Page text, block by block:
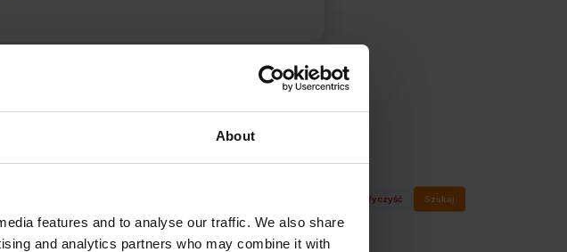
About
features and to analyse our traffic. We also share
and analytics partners who may combine it with
Wyczyść Szukaj
0 - 20